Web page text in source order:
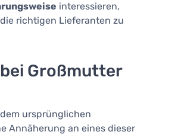
interessieren,
richtigen Lieferanten zu
Großmutter
ursprünglichen
Annäherung an eines dieser